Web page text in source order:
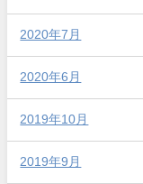
2020年7月
2020年6月
2019年10月
2019年9月